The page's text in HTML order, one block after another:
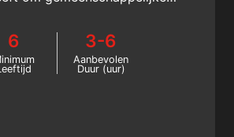
Identification specialty brevet
te halen.
6 3-6
Aanbevolen
Duur (uur)